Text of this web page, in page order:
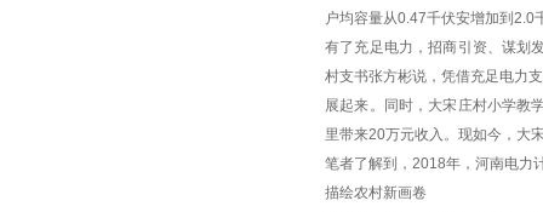
户均容量从0.47千伏安增加到2.0
有了充足电力，招商引资、谋划
村支书张方彬说，凭借充足电力
展起来。同时，大宋庄村小学教
里带来20万元收入。现如今，大
笔者了解到，2018年，河南电力
描绘农村新画卷